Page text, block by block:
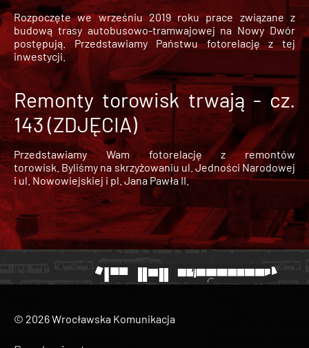
Rozpoczęte we wrześniu 2019 roku prace związane z
budową trasy autobusowo-tramwajowej na Nowy Dwór
postępują. Przedstawiamy Państwu fotorelację z tej
inwestycji.
Remonty torowisk trwają - cz.
143 (ZDJĘCIA)
Przedstawiamy Wam fotorelację z remontów
torowisk. Byliśmy na skrzyżowaniu ul. Jedności Narodowej
i ul. Nowowiejskiej i pl. Jana Pawła II.
© 2026 Wrocławska Komunikacja